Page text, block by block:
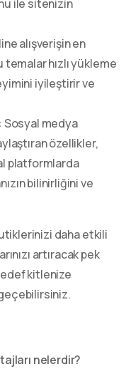
ile sitenizin
alışverişin en
hızlı yükleme
iyileştirir ve
Sosyal medya
özellikler,
platformlarda
bilinirliğini ve
daha etkili
artıracak pek
kitlenize
nelerdir?